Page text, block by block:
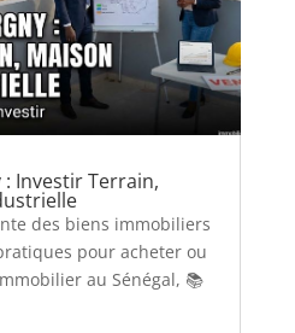
Investir Terrain,
des biens immobiliers
pour acheter ou
au Sénégal, 📚